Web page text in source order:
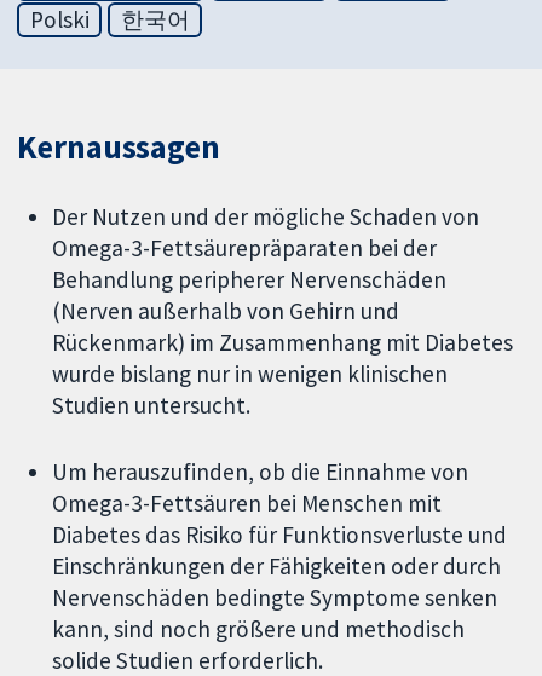
Polski
한국어
Kernaussagen
Der Nutzen und der mögliche Schaden von
Omega-3-Fettsäurepräparaten bei der
Behandlung peripherer Nervenschäden
(Nerven außerhalb von Gehirn und
Rückenmark) im Zusammenhang mit Diabetes
wurde bislang nur in wenigen klinischen
Studien untersucht.
Um herauszufinden, ob die Einnahme von
Omega-3-Fettsäuren bei Menschen mit
Diabetes das Risiko für Funktionsverluste und
Einschränkungen der Fähigkeiten oder durch
Nervenschäden bedingte Symptome senken
kann, sind noch größere und methodisch
solide Studien erforderlich.